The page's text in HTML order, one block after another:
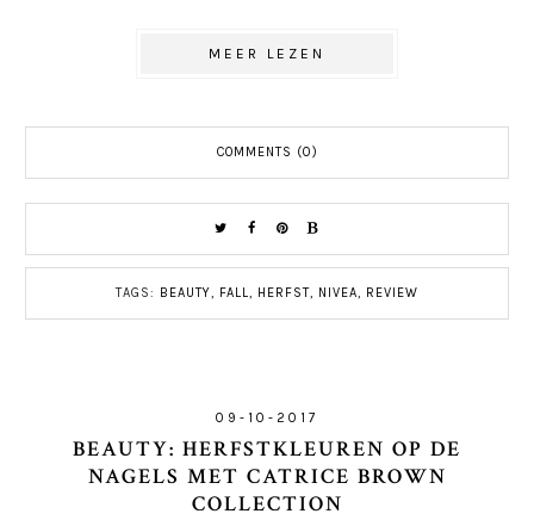
MEER LEZEN
COMMENTS (0)
TAGS: BEAUTY, FALL, HERFST, NIVEA, REVIEW
09-10-2017
BEAUTY: HERFSTKLEUREN OP DE
NAGELS MET CATRICE BROWN
COLLECTION